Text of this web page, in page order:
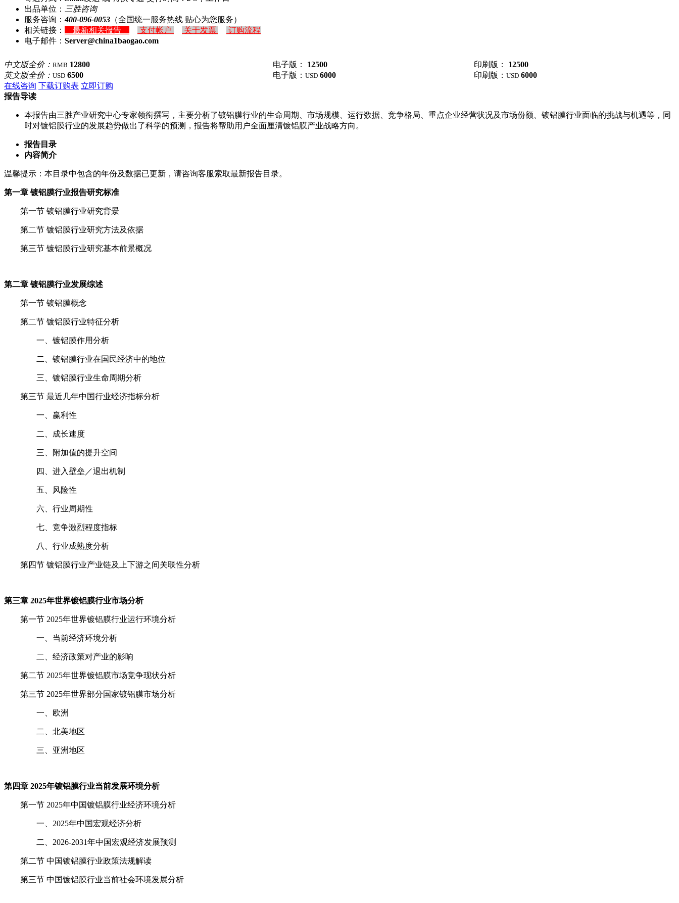
出品单位：
三胜咨询
服务咨询：400-096-0053 （全国统一服务热线 贴心为您服务）
相关链接：
最新相关报告 支付帐户 关于发票
订购流程
电子邮件： Server@china1baogao.com
中文版全价： RMB 12800 电子版： 12500 印刷版： 12500
英文版全价： USD 6500 电子版： USD 6000 印刷版： USD 6000
在线咨询 下载订购表 立即订购
报告导读
本报告由三胜产业研究中心专家领衔撰写，主要分析了镀铝膜行业的生命周期、市场规模、运行数据、竞争格局、重点企业经营状况及市场份额、镀铝膜行业面临的挑战与机遇等，同
时对镀铝膜行业的发展趋势做出了科学的预测，报告将帮助用户全面厘清镀铝膜产业战略方向。
报告目录
内容简介
温馨提示：本目录中包含的年份及数据已更新，请咨询客服索取最新报告目录。
第一章 镀铝膜行业报告研究标准
第一节 镀铝膜行业研究背景
第二节 镀铝膜行业研究方法及依据
第三节 镀铝膜行业研究基本前景概况
第二章 镀铝膜行业发展综述
第一节 镀铝膜概念
第二节 镀铝膜行业特征分析
一、镀铝膜作用分析
二、镀铝膜行业在国民经济中的地位
三、镀铝膜行业生命周期分析
第三节 最近几年中国行业经济指标分析
一、赢利性
二、成长速度
三、附加值的提升空间
四、进入壁垒／退出机制
五、风险性
六、行业周期性
七、竞争激烈程度指标
八、行业成熟度分析
第四节 镀铝膜行业产业链及上下游之间关联性分析
第三章 2025年世界镀铝膜行业市场分析
第一节 2025年世界镀铝膜行业运行环境分析
一、当前经济环境分析
二、经济政策对产业的影响
第二节 2025年世界镀铝膜市场竞争现状分析
第三节 2025年世界部分国家镀铝膜市场分析
一、欧洲
二、北美地区
三、亚洲地区
第四章 2025年镀铝膜行业当前发展环境分析
第一节 2025年中国镀铝膜行业经济环境分析
一、2025年中国宏观经济分析
二、2026-2031年中国宏观经济发展预测
第二节 中国镀铝膜行业政策法规解读
第三节 中国镀铝膜行业当前社会环境发展分析